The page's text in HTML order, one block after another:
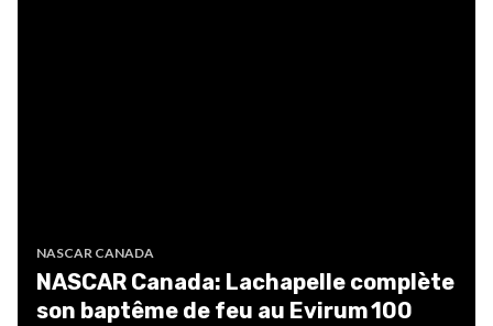
NASCAR CANADA
NASCAR Canada: Lachapelle complète
son baptême de feu au Evirum 100